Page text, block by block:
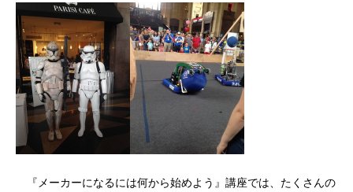
『メーカーになるには何から始めよう』講座では、たくさんの